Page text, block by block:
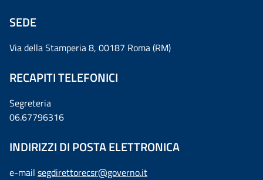
SEDE
Via della Stamperia 8, 00187 Roma (RM)
RECAPITI TELEFONICI
Segreteria
06.67796316
INDIRIZZI DI POSTA ELETTRONICA
e-mail segdirettorecsr@governo.it